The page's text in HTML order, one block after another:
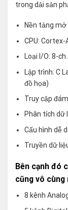
trong dải sản
Nền tảng mở
CPU: Cortex-
Loại I/O: 8-ch
Lập trình: C
đồ họa)
Truy cập
Phân tích dữ
Cấu hình dễ
Truyền dữ
Bên cạnh đó
cũng vô cùng
8 kênh